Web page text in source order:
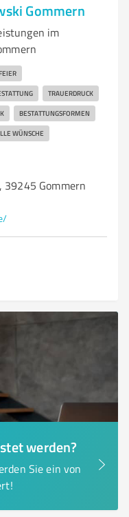
Gommern
im
TRAUERDRUCK
BESTATTUNGSFORMEN
WÜNSCHE
Gommern
werden?
Sie ein von